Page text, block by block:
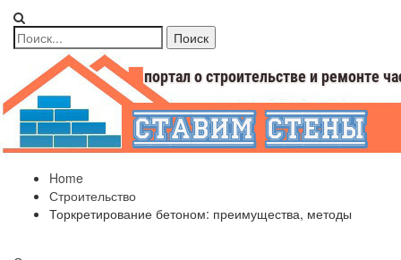
Home
Строительство
Торкретирование бетоном: преимущества, методы